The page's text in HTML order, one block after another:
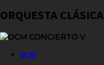
ORQUESTA
OCM